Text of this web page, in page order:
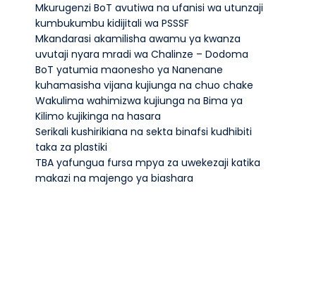
Mkurugenzi BoT avutiwa na ufanisi wa utunzaji
kumbukumbu kidijitali wa PSSSF
Mkandarasi akamilisha awamu ya kwanza
uvutaji nyara mradi wa Chalinze – Dodoma
BoT yatumia maonesho ya Nanenane
kuhamasisha vijana kujiunga na chuo chake
Wakulima wahimizwa kujiunga na Bima ya
Kilimo kujikinga na hasara
Serikali kushirikiana na sekta binafsi kudhibiti
taka za plastiki
TBA yafungua fursa mpya za uwekezaji katika
makazi na majengo ya biashara